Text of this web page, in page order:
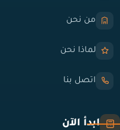
من نحن
لماذا نحن
اتصل بنا
ابدأ الآن